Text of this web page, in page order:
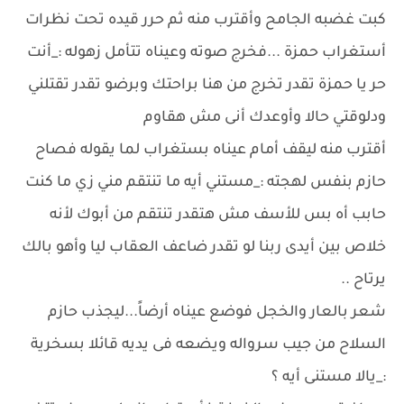
كبت غضبه الجامح وأقترب منه ثم حرر قيده تحت نظرات
أستغراب حمزة ...فخرج صوته وعيناه تتأمل زهوله :_أنت
حر يا حمزة تقدر تخرج من هنا براحتك وبرضو تقدر تقتلني
ودلوقتي حالا وأوعدك أنى مش هقاوم
أقترب منه ليقف أمام عيناه بستغراب لما يقوله فصاح
حازم بنفس لهجته :_مستني أيه ما تنتقم مني زي ما كنت
حابب أه بس للأسف مش هتقدر تنتقم من أبوك لأنه
خلاص بين أيدى ربنا لو تقدر ضاعف العقاب ليا وأهو بالك
يرتاح ..
شعر بالعار والخجل فوضع عيناه أرضاً...ليجذب حازم
السلاح من جيب سرواله ويضعه فى يديه قائلا بسخرية
:_يالا مستنى أيه ؟